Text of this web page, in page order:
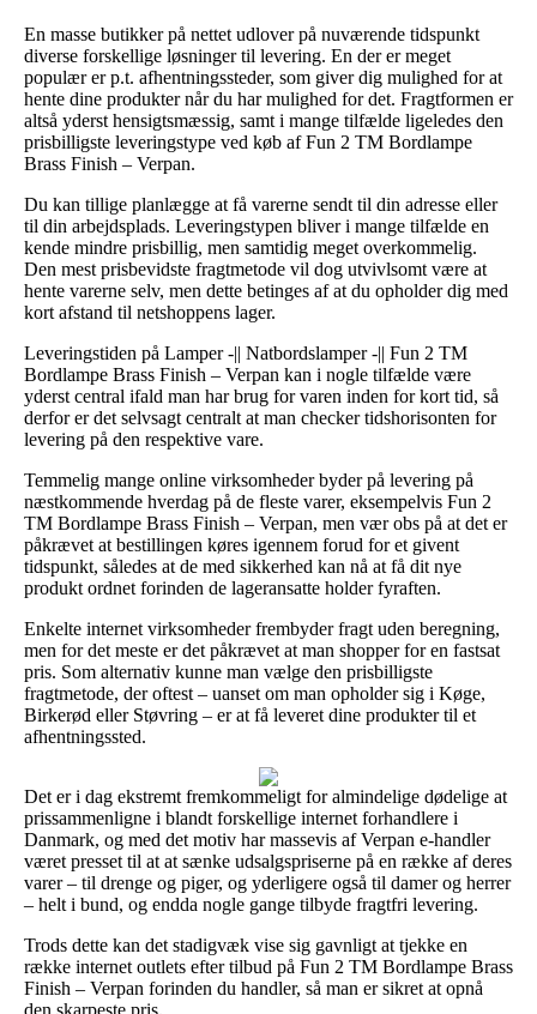
En masse butikker på nettet udlover på nuværende tidspunkt
diverse forskellige løsninger til levering. En der er meget
populær er p.t. afhentningssteder, som giver dig mulighed for at
hente dine produkter når du har mulighed for det. Fragtformen er
altså yderst hensigtsmæssig, samt i mange tilfælde ligeledes den
prisbilligste leveringstype ved køb af Fun 2 TM Bordlampe
Brass Finish – Verpan.
Du kan tillige planlægge at få varerne sendt til din adresse eller
til din arbejdsplads. Leveringstypen bliver i mange tilfælde en
kende mindre prisbillig, men samtidig meget overkommelig.
Den mest prisbevidste fragtmetode vil dog utvivlsomt være at
hente varerne selv, men dette betinges af at du opholder dig med
kort afstand til netshoppens lager.
Leveringstiden på Lamper -|| Natbordslamper -|| Fun 2 TM
Bordlampe Brass Finish – Verpan kan i nogle tilfælde være
yderst central ifald man har brug for varen inden for kort tid, så
derfor er det selvsagt centralt at man checker tidshorisonten for
levering på den respektive vare.
Temmelig mange online virksomheder byder på levering på
næstkommende hverdag på de fleste varer, eksempelvis Fun 2
TM Bordlampe Brass Finish – Verpan, men vær obs på at det er
påkrævet at bestillingen køres igennem forud for et givent
tidspunkt, således at de med sikkerhed kan nå at få dit nye
produkt ordnet forinden de lageransatte holder fyraften.
Enkelte internet virksomheder frembyder fragt uden beregning,
men for det meste er det påkrævet at man shopper for en fastsat
pris. Som alternativ kunne man vælge den prisbilligste
fragtmetode, der oftest – uanset om man opholder sig i Køge,
Birkerød eller Støvring – er at få leveret dine produkter til et
afhentningssted.
Det er i dag ekstremt fremkommeligt for almindelige dødelige at
prissammenligne i blandt forskellige internet forhandlere i
Danmark, og med det motiv har massevis af Verpan e-handler
været presset til at at sænke udsalgspriserne på en række af deres
varer – til drenge og piger, og yderligere også til damer og herrer
– helt i bund, og endda nogle gange tilbyde fragtfri levering.
Trods dette kan det stadigvæk vise sig gavnligt at tjekke en
række internet outlets efter tilbud på Fun 2 TM Bordlampe Brass
Finish – Verpan forinden du handler, så man er sikret at opnå
den skarpeste pris.